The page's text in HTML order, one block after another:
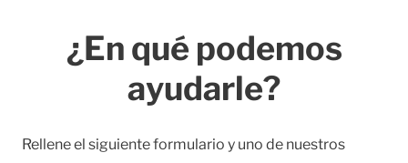
¿En qué podemos
ayudarle?
Rellene el siguiente formulario y uno de nuestros